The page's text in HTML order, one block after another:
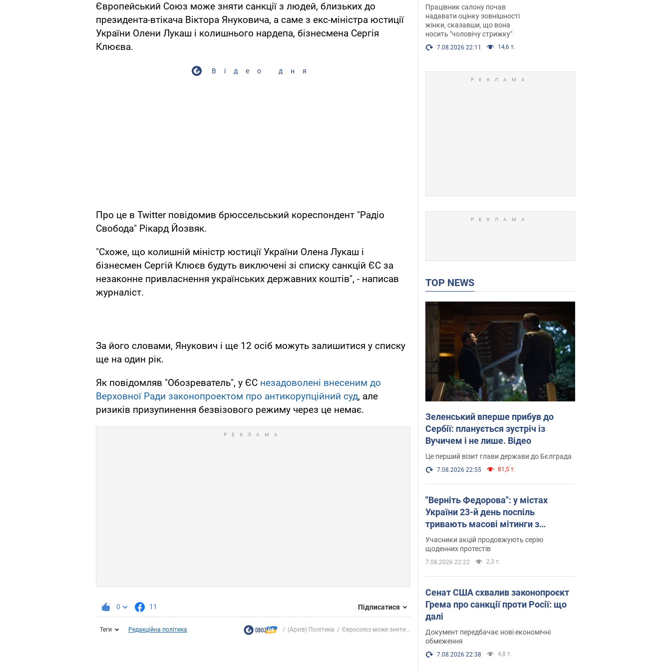
Європейський Союз може зняти санкції з людей, близьких до
президента-втікача Віктора Януковича, а саме з екс-міністра юстиції
України Олени Лукаш і колишнього нардепа, бізнесмена Сергія
Клюєва.
Відео дня
Про це в Twitter повідомив брюссельський кореспондент "Радіо
Свобода" Рікард Йозвяк.
"Схоже, що колишній міністр юстиції України Олена Лукаш і
бізнесмен Сергій Клюєв будуть виключені зі списку санкцій ЄС за
незаконне привласнення українських державних коштів", - написав
журналіст.
За його словами, Янукович і ще 12 осіб можуть залишитися у списку
ще на один рік.
Як повідомляв "Обозреватель", у ЄС незадоволені внесеним до
Верховної Ради законопроектом про антикорупційний суд, але
ризиків призупинення безвізового режиму через це немає.
0 11 Підписатися
Теги Редакційна політика (Архів) Політика Євросоюз може зняти...
після хімієтерапії,
розгорівся скандал.
Фото
Працівник салону почав
надавати оцінку зовнішності
жінки, сказавши, що вона
носить "чоловічу стрижку"
7.08.2026 22:11 14,6 т.
TOP NEWS
Зеленський вперше прибув до
Сербії: планується зустріч із
Вучичем і не лише. Відео
Це перший візит глави держави до Бєлграда
7.08.2026 22:55 81,5 т.
"Верніть Федорова": у містах
України 23-й день поспіль
тривають масові мітинги з
картонками. Фото і відео
Учасники акцій продовжують серію
щоденних протестів
7.08.2026 22:22 2,3 т.
Сенат США схвалив законопроєкт
Грема про санкції проти Росії: що
далі
Документ передбачає нові економічні
обмеження
7.08.2026 22:38 4,8 т.